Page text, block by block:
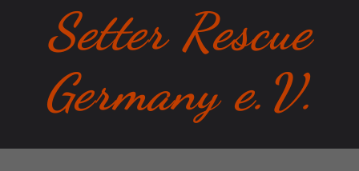
Setter Rescue
Germany e.V.